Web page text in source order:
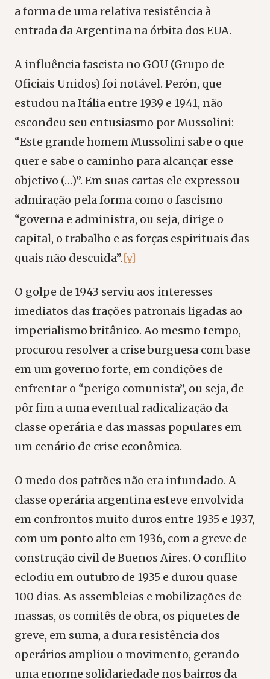
a forma de uma relativa resistência à
entrada da Argentina na órbita dos EUA.
A influência fascista no GOU (Grupo de
Oficiais Unidos) foi notável. Perón, que
estudou na Itália entre 1939 e 1941, não
escondeu seu entusiasmo por Mussolini:
“Este grande homem Mussolini sabe o que
quer e sabe o caminho para alcançar esse
objetivo (…)”. Em suas cartas ele expressou
admiração pela forma como o fascismo
“governa e administra, ou seja, dirige o
capital, o trabalho e as forças espirituais das
quais não descuida”.[v]
O golpe de 1943 serviu aos interesses
imediatos das frações patronais ligadas ao
imperialismo britânico. Ao mesmo tempo,
procurou resolver a crise burguesa com base
em um governo forte, em condições de
enfrentar o “perigo comunista”, ou seja, de
pôr fim a uma eventual radicalização da
classe operária e das massas populares em
um cenário de crise econômica.
O medo dos patrões não era infundado. A
classe operária argentina esteve envolvida
em confrontos muito duros entre 1935 e 1937,
com um ponto alto em 1936, com a greve de
construção civil de Buenos Aires. O conflito
eclodiu em outubro de 1935 e durou quase
100 dias. As assembleias e mobilizações de
massas, os comitês de obra, os piquetes de
greve, em suma, a dura resistência dos
operários ampliou o movimento, gerando
uma enorme solidariedade nos bairros da